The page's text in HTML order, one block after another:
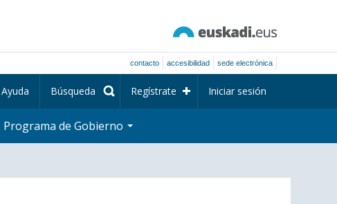
contacto accesibilidad sede electrónica
Ayuda Búsqueda Regístrate Iniciar sesión
Programa de Gobierno